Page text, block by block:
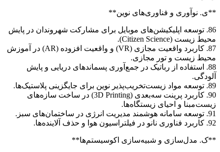
**ی. نوآوری و فناوری‌های نوین**
86. توسعه اپلیکیشن‌های موبایل برای مشارکت شهروندان در پایش
محیط زیست (Citizen Science).
87. کاربرد واقعیت مجازی (VR) و واقعیت افزوده (AR) در آموزش
محیط زیست و تور مجازی.
88. استفاده از رباتیک در جمع‌آوری پسماندهای دریایی و پایش
آلودگی.
89. توسعه مواد زیست‌تخریب‌پذیر نوین برای جایگزینی پلاستیک‌ها.
90. کاربرد پرینت سه‌بعدی (3D Printing) در ساخت سازه‌های
زیست‌مبنا و احیای زیستگاه‌ها.
91. توسعه سامانه هوشمند مدیریت انرژی در ساختمان‌های سبز.
92. کاربرد فناوری نانو در فیلتراسیون هوا و حذف آلاینده‌ها.
**ک. مدل‌سازی و شبیه‌سازی اکوسیستم‌ها**